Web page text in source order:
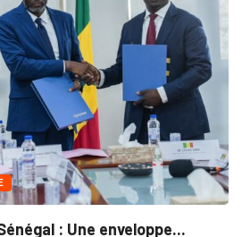
Touba : Près de...